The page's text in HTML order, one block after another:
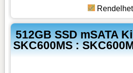
512GB SSD mSATA
SKC600MS :